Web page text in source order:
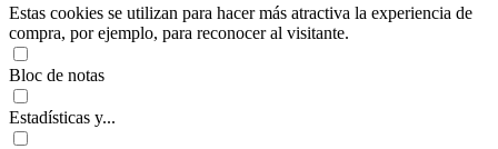
Estas cookies se utilizan para hacer más atractiva la experiencia de
compra, por ejemplo, para reconocer al visitante.
Bloc de notas
Estadísticas y...